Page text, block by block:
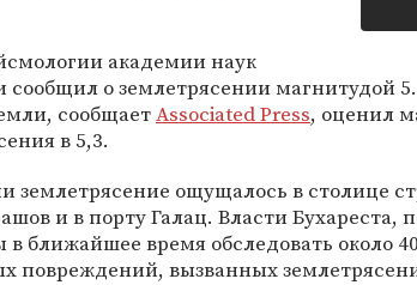
академии наук
сообщил о землетрясении магнитудой
сообщаетAssociated Press, оценил
в 5,3.
землетрясение ощущалось в столице
и в порту Галац. Власти Бухареста,
ближайшее время обследовать около
повреждений, вызванных